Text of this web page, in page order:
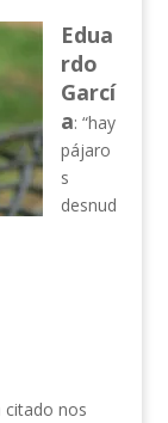
Edua
rdo
Garcí
a: “hay
pájaro
s
desnud
citado nos